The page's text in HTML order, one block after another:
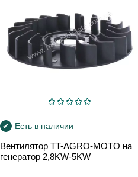
Есть в наличии
Вентилятор TT-AGRO-MOTO на
генератор 2,8KW-5KW